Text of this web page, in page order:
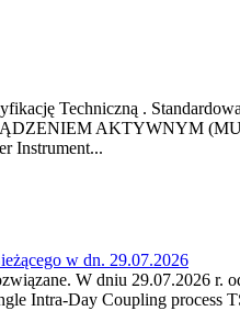
Techniczną .
AKTYWNYM
Instrument...
w dn. 29.07.2026
W dniu 29.07.2026 r.
Intra-Day Coupling